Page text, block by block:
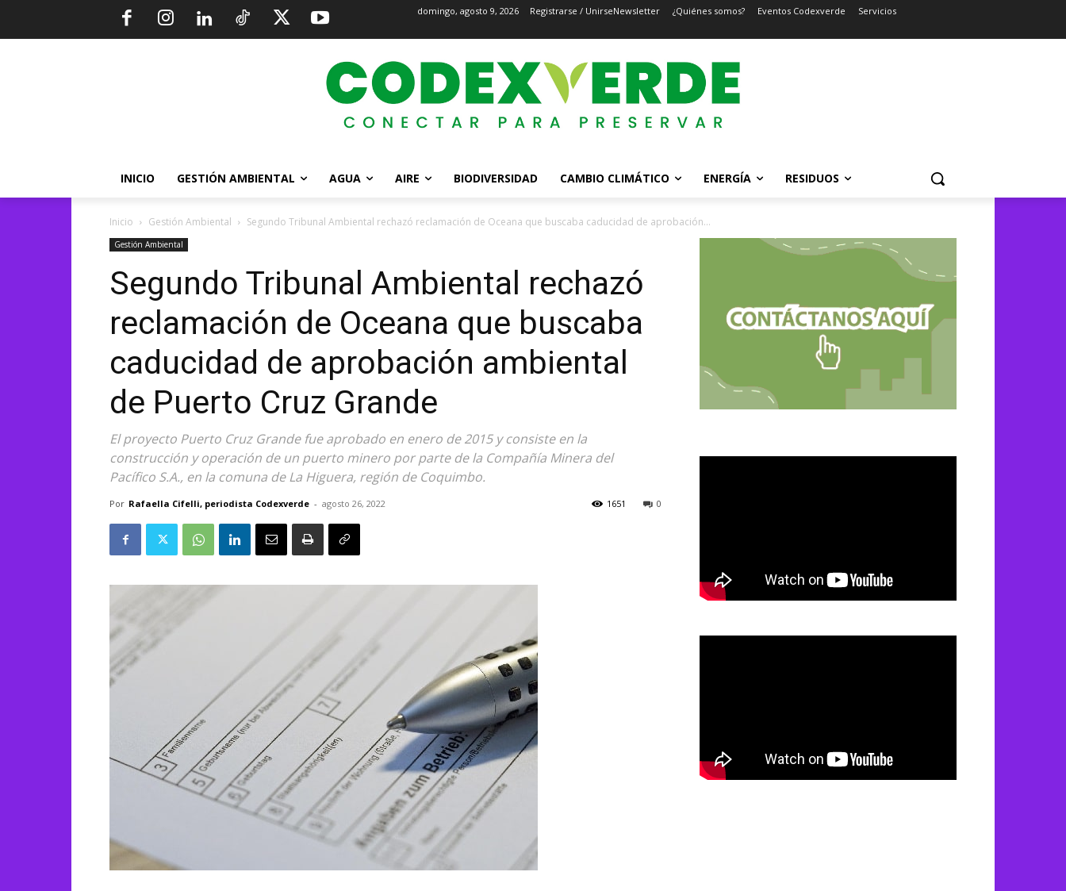
domingo, agosto 9, 2026 Registrarse / UnirseNewsletter ¿Quiénes somos? Eventos Codexverde Servicios
INICIO GESTIÓN AMBIENTAL AGUA AIRE BIODIVERSIDAD CAMBIO CLIMÁTICO ENERGÍA RESIDUOS
Inicio Gestión Ambiental Segundo Tribunal Ambiental rechazó reclamación de Oceana que buscaba caducidad de aprobación...
Gestión Ambiental
Segundo Tribunal Ambiental rechazó
reclamación de Oceana que buscaba
caducidad de aprobación ambiental
de Puerto Cruz Grande
El proyecto Puerto Cruz Grande fue aprobado en enero de 2015 y consiste en la
construcción y operación de un puerto minero por parte de la Compañía Minera del
Pacífico S.A., en la comuna de La Higuera, región de Coquimbo.
Por Rafaella Cifelli, periodista Codexverde - agosto 26, 2022 0
1651